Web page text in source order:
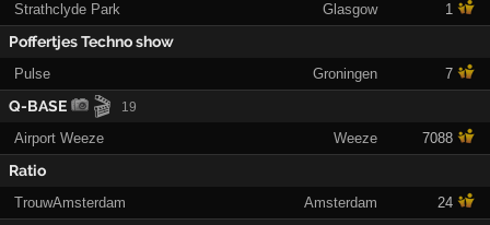
Strathclyde Park Glasgow 1
Poffertjes Techno show
Pulse Groningen 7
Q-BASE 🎬 19
Airport Weeze Weeze 7088
Ratio
TrouwAmsterdam Amsterdam 24